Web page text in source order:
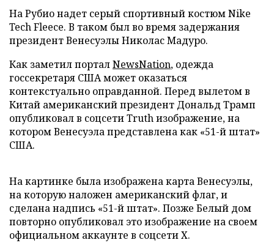
На Рубио надет серый спортивный костюм Nike
Tech Fleece. В таком был во время задержания
президент Венесуэлы Николас Мадуро.
Как заметил порталNewsNation, одежда
госсекретаря США может оказаться
контекстуально оправданной. Перед вылетом в
Китай американский президент Дональд Трамп
опубликовал в соцсети Truth изображение, на
котором Венесуэла представлена как «51-й штат»
США.
На картинке была изображена карта Венесуэлы,
на которую наложен американский флаг, и
сделана надпись «51-й штат». Позже Белый дом
повторно опубликовал это изображение на своем
официальном аккаунте в соцсети Х.